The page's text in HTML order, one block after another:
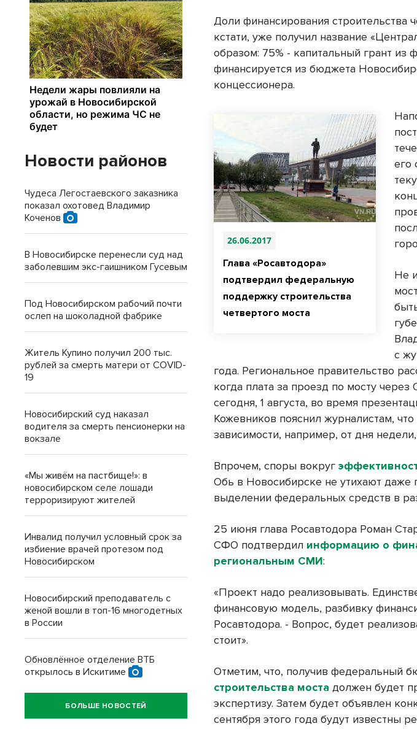
Доли финансирования строительства
кстати, уже получил название
образом: 75% - капитальный грант из
финансируется из бюджета
концессионера.
26.06.2017
Глава «Росавтодора»
подтвердил федеральную
поддержку строительства
четвертого моста
его
Не
с
года. Региональное правительство
когда плата за проезд по мосту через
сегодня, 1 августа, во время
Кожевников пояснил журналистам,
зависимости, например, от дня
Впрочем, споры вокруг
Обь в Новосибирске не утихают
выделении федеральных средств в
25 июня глава Росавтодора Роман
СФО подтвердил информацию о
региональным СМИ:
«Проект надо реализовывать.
финансовую модель, разбивку
Росавтодора. - Вопрос, будет
стоит».
Отметим, что, получив федеральный
строительства мостадолжен будет
экспертизу. Затем будет объявлен
сентября этого года будут известны
Новости районов
Чудеса Легостаевского заказника
показал охотовед Владимир
Коченов
В Новосибирске перенесли суд над
заболевшим экс-гаишником Гусевым
Под Новосибирском рабочий почти
ослеп на шоколадной фабрике
Житель Купино получил 200 тыс.
рублей за смерть матери от COVID-
19
Новосибирский суд наказал
водителя за смерть пенсионерки на
вокзале
«Мы живём на пастбище!»: в
новосибирском селе лошади
терроризируют жителей
Инвалид получил условный срок за
избиение врачей протезом под
Новосибирском
Новосибирский преподаватель с
женой вошли в топ-16 многодетных
в России
Обновлённое отделение ВТБ
открылось в Искитиме
БОЛЬШЕ НОВОСТЕЙ